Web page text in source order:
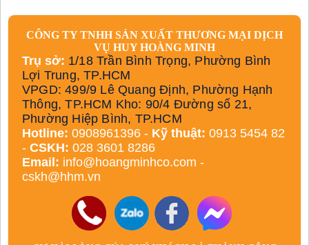
CÔNG TY TNHH SẢN XUẤT THƯƠNG MẠI DỊCH
VỤ HUY HOÀNG MINH
Trụ sở: 1/18 Trần Bình Trọng, Phường Bình
Lợi Trung, TP.HCM
VPGD: 499/9 Lê Quang Định, Phường Hạnh
Thông, TP.HCM Kho: 90/4 Đường số 21,
Phường Hiệp Bình, TP.HCM
Hotline: 0908961396 - Kỹ thuật: 0913 5454 82
- CSKH: 028 3601 8286
Email: info@hoangminhco.com -
cskh@hhm.vn